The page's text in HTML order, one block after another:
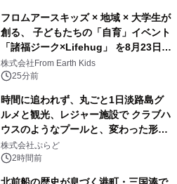
フロムアースキッズ × 地域 × 大学生が
創る、 子どもたちの「自育」イベント
「諸福ジーク×Lifehug」 を8月23日
(日)開催
株式会社From Earth Kids
25分前
時間に追われず、丸ごと1日淡路島グ
ルメと観光、レジャー施設で クラブハ
ウスのようなプールと、変わった形の
サウナも 「THE BOXY AWAJI」のお
得な素泊まり連泊プランで
株式会社ぷらど
2時間前